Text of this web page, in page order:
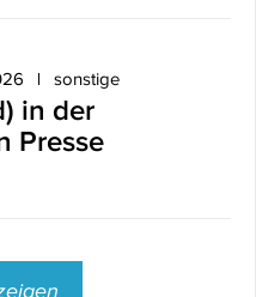
sonstige
in der
Presse